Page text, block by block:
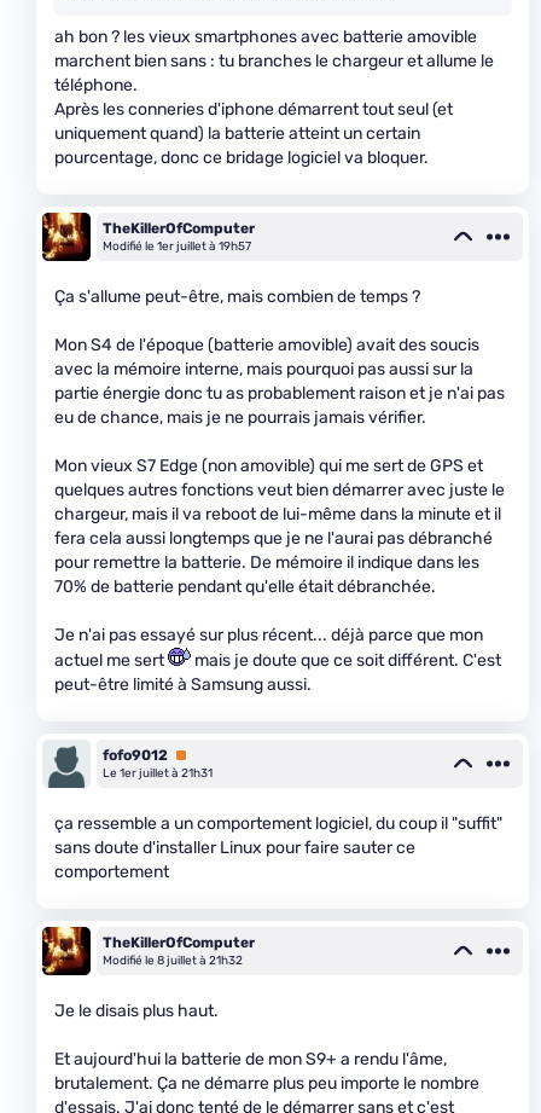
ah bon ? les vieux smartphones avec batterie amovible
marchent bien sans : tu branches le chargeur et allume le
téléphone.
Après les conneries d'iphone démarrent tout seul (et
uniquement quand) la batterie atteint un certain
pourcentage, donc ce bridage logiciel va bloquer.
TheKillerOfComputer
Modifié le 1er juillet à 19h57
Ça s'allume peut-être, mais combien de temps ?
Mon S4 de l'époque (batterie amovible) avait des soucis
avec la mémoire interne, mais pourquoi pas aussi sur la
partie énergie donc tu as probablement raison et je n'ai pas
eu de chance, mais je ne pourrais jamais vérifier.
Mon vieux S7 Edge (non amovible) qui me sert de GPS et
quelques autres fonctions veut bien démarrer avec juste le
chargeur, mais il va reboot de lui-même dans la minute et il
fera cela aussi longtemps que je ne l'aurai pas débranché
pour remettre la batterie. De mémoire il indique dans les
70% de batterie pendant qu'elle était débranchée.
Je n'ai pas essayé sur plus récent... déjà parce que mon
actuel me sert
mais je doute que ce soit différent. C'est
peut-être limité à Samsung aussi.
fofo9012 Premium
Le 1er juillet à 21h31
ça ressemble a un comportement logiciel, du coup il "suffit"
sans doute d'installer Linux pour faire sauter ce
comportement
TheKillerOfComputer
Modifié le 8 juillet à 21h32
Je le disais plus haut.
Et aujourd'hui la batterie de mon S9+ a rendu l'âme,
brutalement. Ça ne démarre plus peu importe le nombre
d'essais. J'ai donc tenté de le démarrer sans et c'est